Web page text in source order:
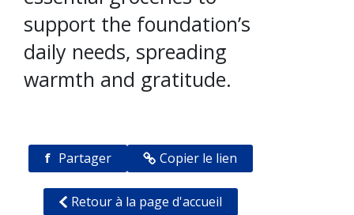
support the foundation’s
daily needs, spreading
warmth and gratitude.
f Partager Copier le lien
Retour à la page d'accueil